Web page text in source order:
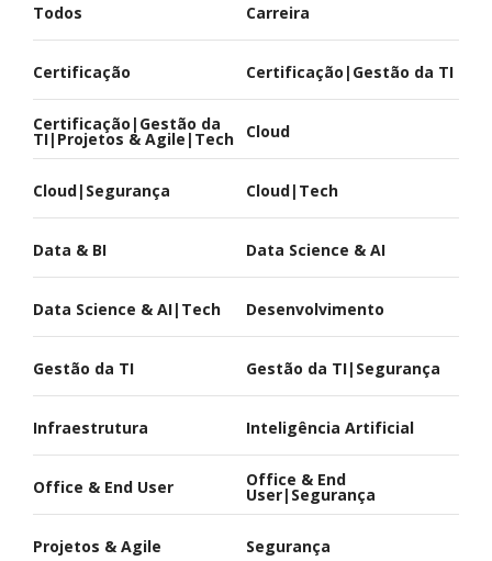
Todos Carreira
Certificação Certificação|Gestão da TI
Certificação|Gestão da
TI|Projetos & Agile|Tech Cloud
Cloud|Segurança Cloud|Tech
Data & BI Data Science & AI
Data Science & AI|Tech Desenvolvimento
Gestão da TI Gestão da TI|Segurança
Infraestrutura Inteligência Artificial
Office & End User Office & End
User|Segurança
Projetos & Agile Segurança